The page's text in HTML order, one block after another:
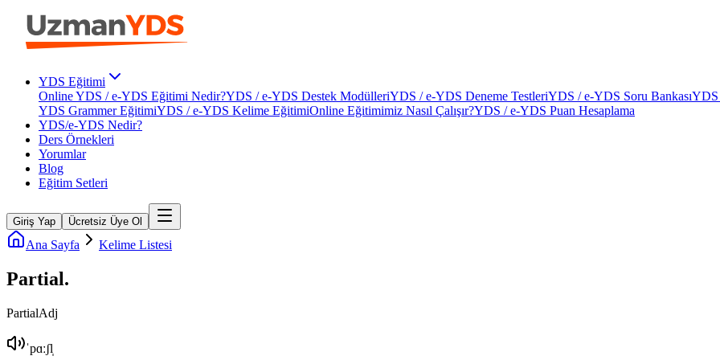
YDS Eğitimi
Online YDS / e-YDS Eğitimi Nedir?YDS / e-YDS Destek ModülleriYDS / e-YDS Deneme TestleriYDS / e-YDS Soru BankasıYDS
YDS Grammer EğitimiYDS / e-YDS Kelime EğitimiOnline Eğitimimiz Nasıl Çalışır?YDS / e-YDS Puan Hesaplama
YDS/e-YDS Nedir?
Ders Örnekleri
Yorumlar
Blog
Eğitim Setleri
Giriş Yap Ücretsiz Üye Ol
Ana Sayfa Kelime Listesi
Partial.
PartialAdj
ˈpɑːʃl̩